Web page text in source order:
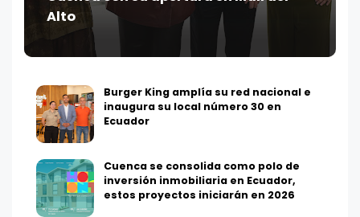
Alto
Burger King amplía su red nacional e
inaugura su local número 30 en
Ecuador
Cuenca se consolida como polo de
inversión inmobiliaria en Ecuador,
estos proyectos iniciarán en 2026